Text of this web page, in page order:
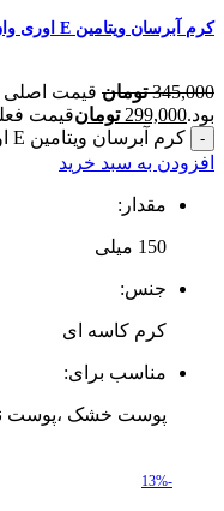
کرم آبرسان ویتامین E اوری وان 150 میل
345,000 تومان
بود.299,000 تومانقیمت فعلی 299,000
کرم آبرسان ویتامین E اوری وان 150 میل عدد
افزودن به سبد خرید
مقدار:
150 میلی‌
جنس:
کرم کاسه ای
مناسب برای:
پوست خشک ،پوست
-13%